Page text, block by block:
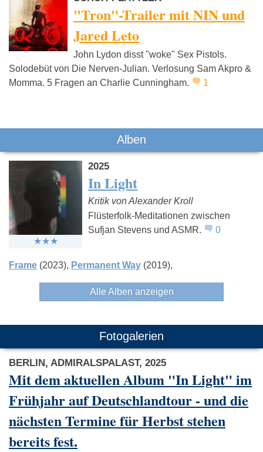
Jupiter Jones Ariana Grande
"Tron"-Trailer mit NIN und
Jared Leto
John Lydon disst "woke" Sex Pistols.
Solodebüt von Die Nerven-Julian. Verlosung Sam Akpro &
Momma. 5 Fragen an Charlie Cunningham.
1
Alben
2025
In Light
Kritik von Alexander Kroll
Flüsterfolk-Meditationen zwischen
Sufjan Stevens und ASMR.
0
Frame (2023) Permanent Way (2019)
Alle Alben anzeigen
Fotogalerien
BERLIN, ADMIRALSPALAST, 2025
Mit dem aktuellen Album "In Light" im
Frühjahr auf Deutschlandtour - und die
nächsten Termine für Herbst stehen
bereits fest.